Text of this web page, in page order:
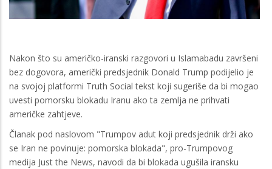
Nakon što su američko-iranski razgovori u Islamabadu završeni
bez dogovora, američki predsjednik Donald Trump podijelio je
na svojoj platformi Truth Social tekst koji sugeriše da bi mogao
uvesti pomorsku blokadu Iranu ako ta zemlja ne prihvati
američke zahtjeve.
Članak pod naslovom "Trumpov adut koji predsjednik drži ako
se Iran ne povinuje: pomorska blokada", pro-Trumpovog
medija Just the News, navodi da bi blokada ugušila iransku